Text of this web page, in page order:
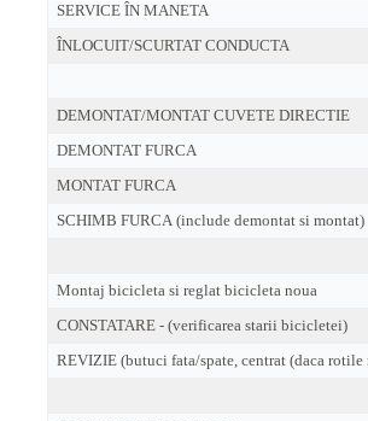
SERVICE ÎN MANETA
ÎNLOCUIT/SCURTAT CONDUCTA
DEMONTAT/MONTAT CUVETE DIRECTIE
DEMONTAT FURCA
MONTAT FURCA
SCHIMB FURCA (include demontat si montat)
Montaj bicicleta si reglat bicicleta noua
CONSTATARE - (verificarea starii bicicletei)
REVIZIE (butuci fata/spate, centrat (daca